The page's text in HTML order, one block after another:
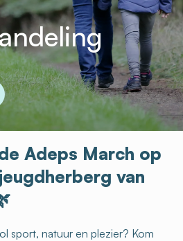
Adeps March op
van
sport, natuur en plezier? Kom